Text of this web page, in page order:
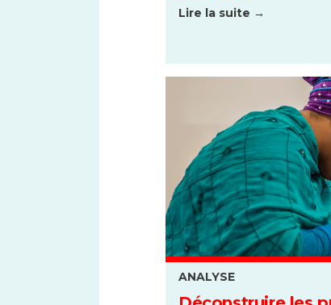
Lire la suite →
ANALYSE